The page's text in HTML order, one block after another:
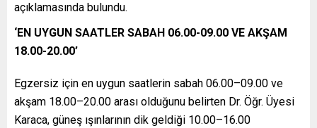
açıklamasında bulundu.
‘EN UYGUN SAATLER SABAH 06.00-09.00 VE AKŞAM
18.00-20.00’
Egzersiz için en uygun saatlerin sabah 06.00–09.00 ve
akşam 18.00–20.00 arası olduğunu belirten Dr. Öğr. Üyesi
Karaca, güneş ışınlarının dik geldiği 10.00–16.00